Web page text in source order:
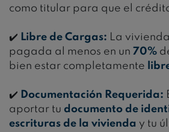
como titular para que el
✔️ Libre de Cargas: La
pagada al menos en un 70%
bien estar completamente
✔️ Documentación Requerida:
aportar tu documento de
escrituras de la vivienda y tu